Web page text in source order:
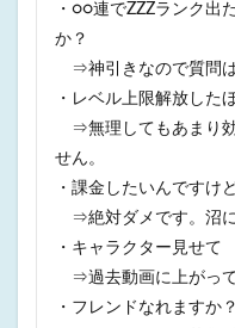
・○○連でZZZランク出
か？
⇒神引きなので質問は
・レベル上限解放した
⇒無理してもあまり効
せん。
・課金したいんですけ
⇒絶対ダメです。沼
・キャラクター見せて
⇒過去動画に上がっ
・フレンドなれますか？